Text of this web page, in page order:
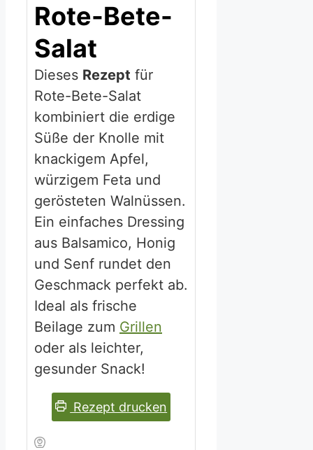
Rote-Bete-
Salat
Dieses Rezept für
Rote-Bete-Salat
kombiniert die erdige
Süße der Knolle mit
knackigem Apfel,
würzigem Feta und
gerösteten Walnüssen.
Ein einfaches Dressing
aus Balsamico, Honig
und Senf rundet den
Geschmack perfekt ab.
Ideal als frische
Beilage zum Grillen
oder als leichter,
gesunder Snack!
Rezept drucken